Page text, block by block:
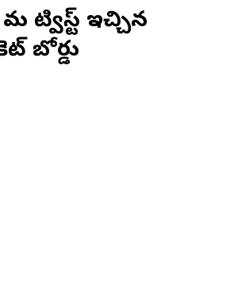
ట్విస్ట్ ఇచ్చిన
బోర్డు